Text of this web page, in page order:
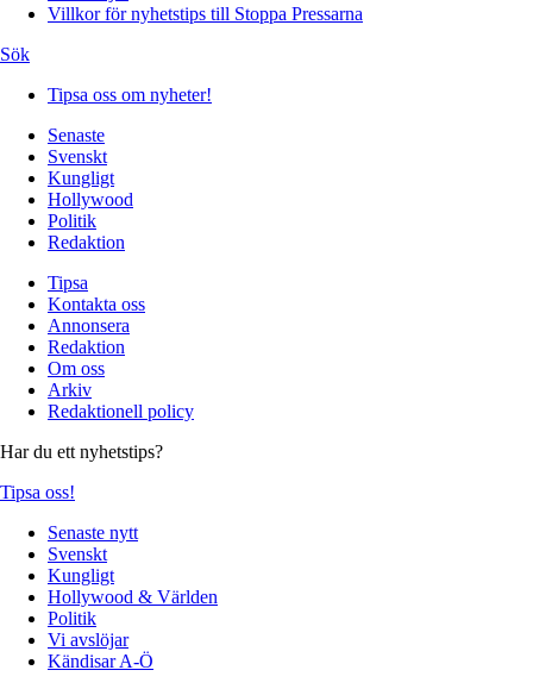
Villkor för nyhetstips till Stoppa Pressarna
Sök
Tipsa oss om nyheter!
Senaste
Svenskt
Kungligt
Hollywood
Politik
Redaktion
Tipsa
Kontakta oss
Annonsera
Redaktion
Om oss
Arkiv
Redaktionell policy
Har du ett nyhetstips?
Tipsa oss!
Senaste nytt
Svenskt
Kungligt
Hollywood & Världen
Politik
Vi avslöjar
Kändisar A-Ö